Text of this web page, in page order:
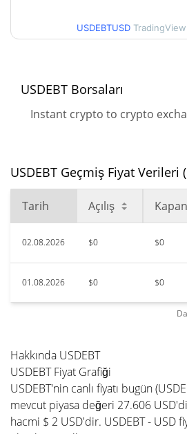
Haz 26, 2026 (1 ay önce)
USDEBTUSD
USDEBT Borsaları
Instant crypto to crypto
USDEBT Geçmiş Fiyat Verileri
Tarih Açılış
02.08.2026 $0 $0
01.08.2026 $0 $0
Hakkında USDEBT
USDEBT Fiyat Grafiği
USDEBT'nin canlı fiyatı bugün
mevcut piyasa değeri 27.606
hacmi $ 2 USD'dir. USDEBT - USD